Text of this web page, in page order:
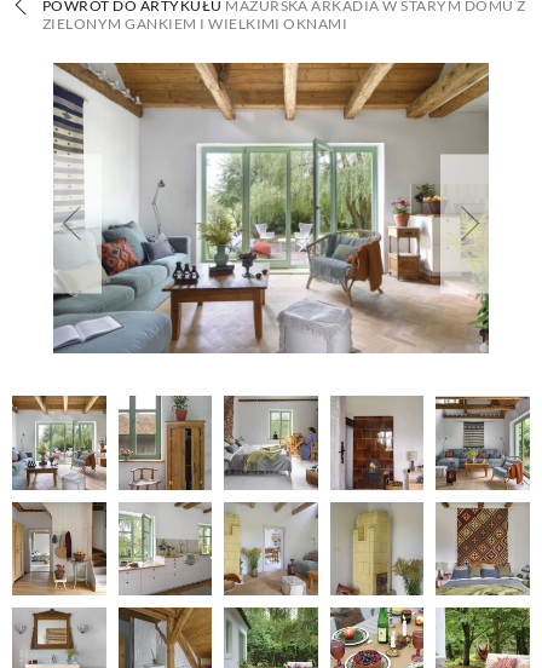
POWRÓT DO ARTYKUŁU MAZURSKA ARKADIA W STARYM DOMU Z
ZIELONYM GANKIEM I WIELKIMI OKNAMI
BUDUJEMY DOM
OGRÓD
WARZYWA I OWOCE
ROŚLINY OGRODOWE
ZIELEŃ W DOMU
PROJEKTOWANIE OGRODU
NATURALNIE